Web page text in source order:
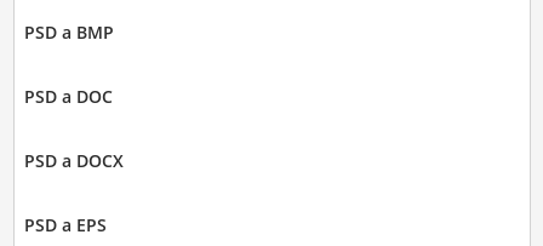
PSD a BMP
PSD a DOC
PSD a DOCX
PSD a EPS